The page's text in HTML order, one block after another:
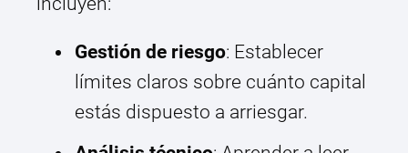
Gestión de riesgo: Establecer
límites claros sobre cuánto capital
estás dispuesto a arriesgar.